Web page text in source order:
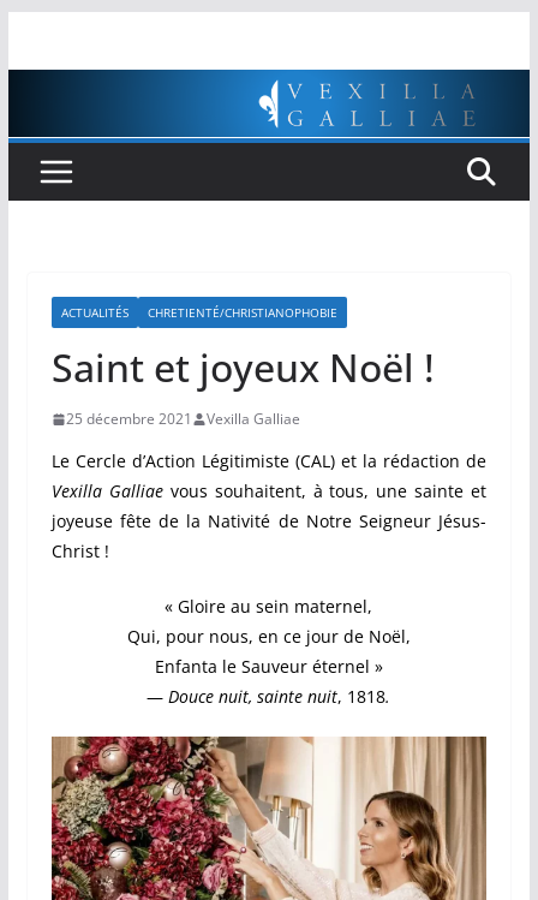
ACTUALITÉS CHRETIENTÉ/CHRISTIANOPHOBIE
Saint et joyeux Noël !
25 décembre 2021 Vexilla Galliae
Le Cercle d’Action Légitimiste (CAL) et la rédaction de
Vexilla Galliaevous souhaitent, à tous, une sainte et
joyeuse fête de la Nativité de Notre Seigneur Jésus-
Christ !
« Gloire au sein maternel,
Qui, pour nous, en ce jour de Noël,
Enfanta le Sauveur éternel »
—Douce nuit, sainte nuit, 1818.